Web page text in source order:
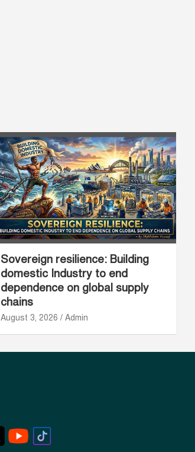
Sovereign resilience: Building
domestic Industry to end
dependence on global supply
chains
August 3, 2026 Admin